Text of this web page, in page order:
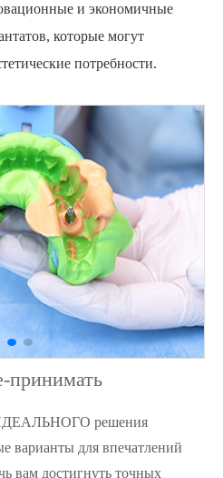
и экономичные
которые могут
потребности.
принимать
решения
варианты для впечатлений
вам достигнуть точных